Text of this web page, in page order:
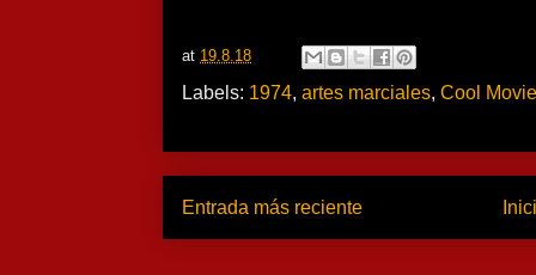
at 19.8.18
Labels: 1974, artes marciales, Cool Movie
Entrada más reciente